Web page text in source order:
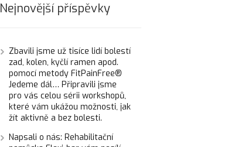
Nejnovější příspěvky
Zbavili jsme už tisíce lidí bolestí
zad, kolen, kyčlí ramen apod.
pomocí metody FitPainFree®
Jedeme dál… Připravili jsme
pro vás celou sérii workshopů,
které vám ukážou možnosti, jak
žít aktivně a bez bolesti.
Napsali o nás: Rehabilitační